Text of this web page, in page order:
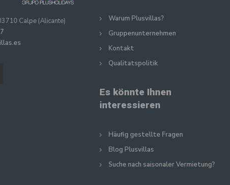
Calpe (Alicante)
Warum Plusvillas?
Gruppenunternehmen
Kontakt
Qualitatspolitik
Es könnte Ihnen
interessieren
Häufig gestellte Fragen
Blog Plusvillas
Suche nach saisonaler Vermietung?